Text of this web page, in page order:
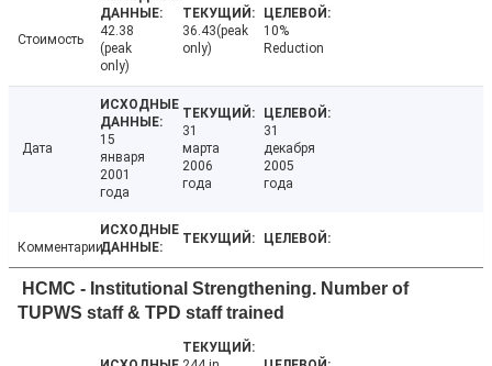
Стоимость
42.38
(peak
only)
36.43(peak
only)
10%
Reduction
Дата
15
января
2001
года
31
марта
2006
года
31
декабря
2005
года
Комментарии
HCMC - Institutional Strengthening. Number of
TUPWS staff & TPD staff trained